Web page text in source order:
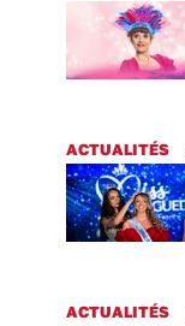
ACTUALITÉS
ACTUALITÉS